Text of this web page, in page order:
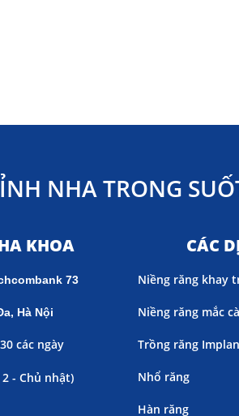
NHA TRONG
KHOA
73
Hà Nội
các ngày
- Chủ nhật)
CÁC
Niềng răng khay
Niềng răng mắc
Trồng răng
Nhổ răng
Hàn răng